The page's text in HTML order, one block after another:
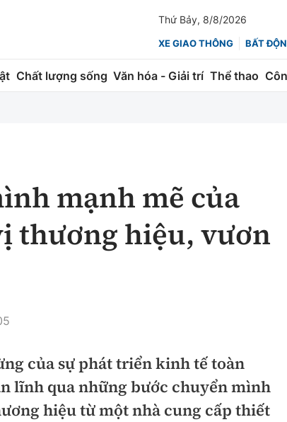
Thứ Bảy, 8/8/2026
XE GIAO THÔNG BẤT
Chất lượng sống Văn hóa - Giải trí Thể thao
Hàng không
Đường sắt
Hàng hải
Đường sắt đô thị
Chứng khoán
Bảo hiểm
mạnh mẽ của
thương hiệu, vươn
của sự phát triển kinh tế toàn
lĩnh qua những bước chuyển mình
hiệu từ một nhà cung cấp thiết